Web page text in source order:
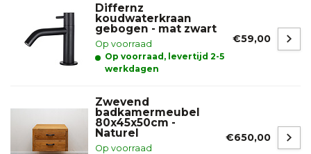
Differnz
koudwaterkraan
gebogen - mat zwart
Op voorraad
Op voorraad, levertijd 2-5
werkdagen
€59,00
Zwevend
badkamermeubel
80x45x50cm -
Naturel
Op voorraad
€650,00